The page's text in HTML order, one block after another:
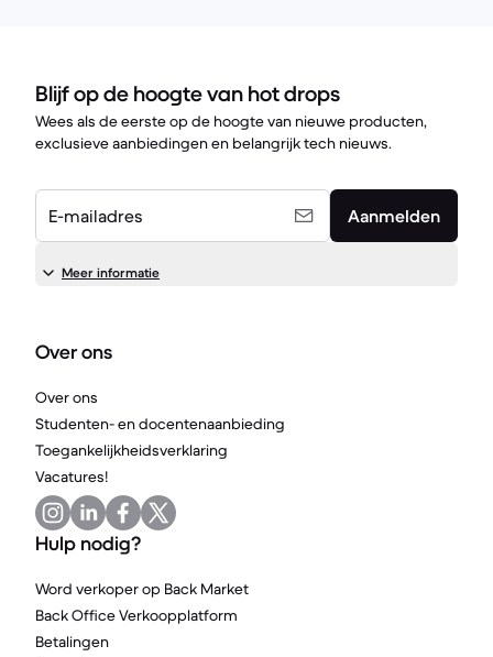
Blijf op de hoogte van hot drops
Wees als de eerste op de hoogte van nieuwe producten,
exclusieve aanbiedingen en belangrijk tech nieuws.
E-mailadres Aanmelden
Meer informatie
Over ons
Over ons
Studenten- en docentenaanbieding
Toegankelijkheidsverklaring
Vacatures!
Hulp nodig?
Word verkoper op Back Market
Back Office Verkoopplatform
Betalingen